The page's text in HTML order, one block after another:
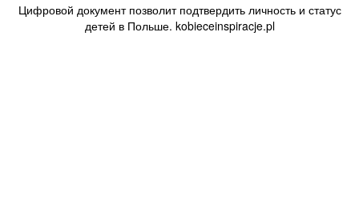
Цифровой документ позволит подтвердить личность и статус
детей в Польше. kobieceinspiracje.pl